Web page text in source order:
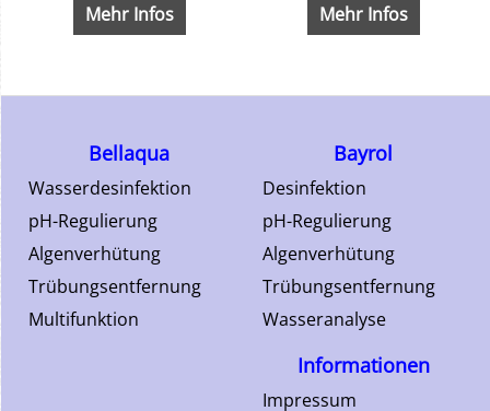
Mehr Infos
Mehr Infos
Bayrol
Desinfektion
pH-Regulierung
Algenverhütung
Trübungsentfernung
Wasseranalyse
Bellaqua
Wasserdesinfektion
pH-Regulierung
Algenverhütung
Trübungsentfernung
Multifunktion
Informationen
Impressum